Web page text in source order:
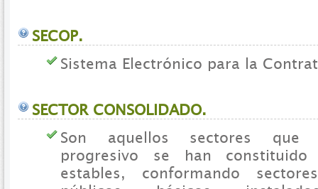
SECOP.
Sistema Electrónico para la
SECTOR CONSOLIDADO.
Son aquellos sectores que
progresivo se han constituido
estables, conformando